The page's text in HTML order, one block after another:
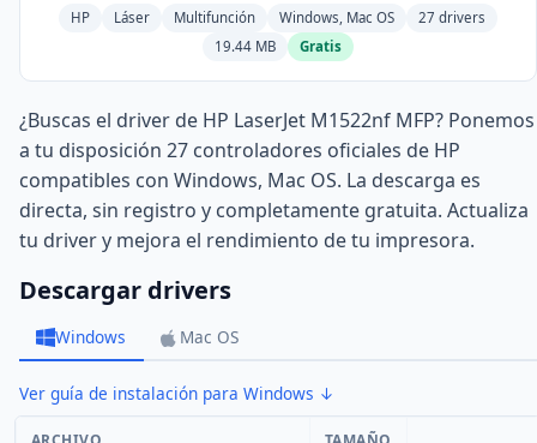
HP Láser Multifunción Windows, Mac OS
27 drivers
19.44 MB
Gratis
¿Buscas el driver de HP LaserJet M1522nf MFP? Ponemos
a tu disposición 27 controladores oficiales de HP
compatibles con Windows, Mac OS. La descarga es
directa, sin registro y completamente gratuita. Actualiza
tu driver y mejora el rendimiento de tu impresora.
Descargar drivers
Windows Mac OS
Ver guía de instalación para Windows ↓